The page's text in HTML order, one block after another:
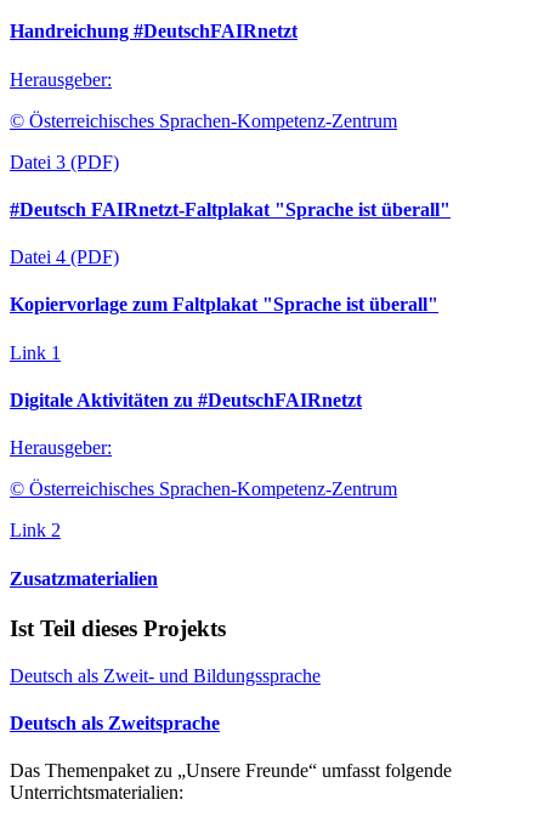
Handreichung #DeutschFAIRnetzt
Herausgeber:
© Österreichisches Sprachen-Kompetenz-Zentrum
Datei 3 (PDF)
#Deutsch FAIRnetzt-Faltplakat "Sprache ist überall"
Datei 4 (PDF)
Kopiervorlage zum Faltplakat "Sprache ist überall"
Link 1
Digitale Aktivitäten zu #DeutschFAIRnetzt
Herausgeber:
© Österreichisches Sprachen-Kompetenz-Zentrum
Link 2
Zusatzmaterialien
Ist Teil dieses Projekts
Deutsch als Zweit- und Bildungssprache
Deutsch als Zweitsprache
Das Themenpaket zu „Unsere Freunde“ umfasst folgende
Unterrichtsmaterialien: